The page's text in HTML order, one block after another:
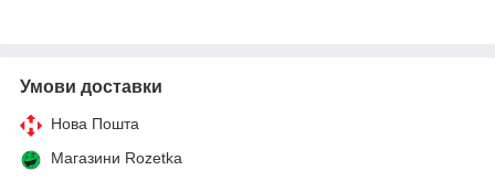
Умови доставки
Нова Пошта
Магазини Rozetka